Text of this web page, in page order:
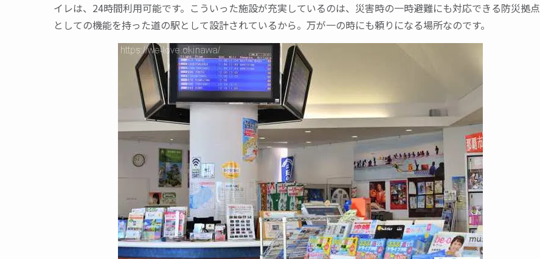
イレは、24時間利用可能です。こういった施設が充実しているのは、災害時の一時避難にも対応できる防災拠点
としての機能を持った道の駅として設計されているから。万が一の時にも頼りになる場所なのです。